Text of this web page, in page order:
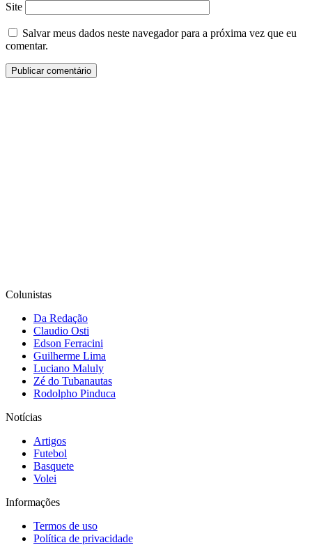
Site
Salvar meus dados neste navegador para a próxima vez que eu
comentar.
Colunistas
Da Redação
Claudio Osti
Edson Ferracini
Guilherme Lima
Luciano Maluly
Zé do Tubanautas
Rodolpho Pinduca
Notícias
Artigos
Futebol
Basquete
Volei
Informações
Termos de uso
Política de privacidade